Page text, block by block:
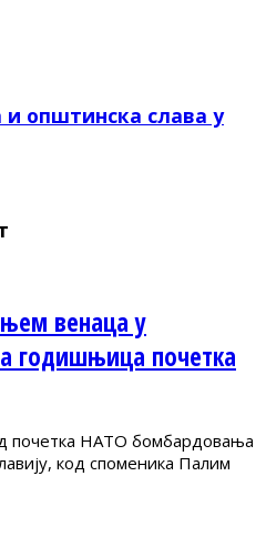
општинска слава у
венаца у
годишњица почетка
НАТО бомбардовања
код споменика Палим